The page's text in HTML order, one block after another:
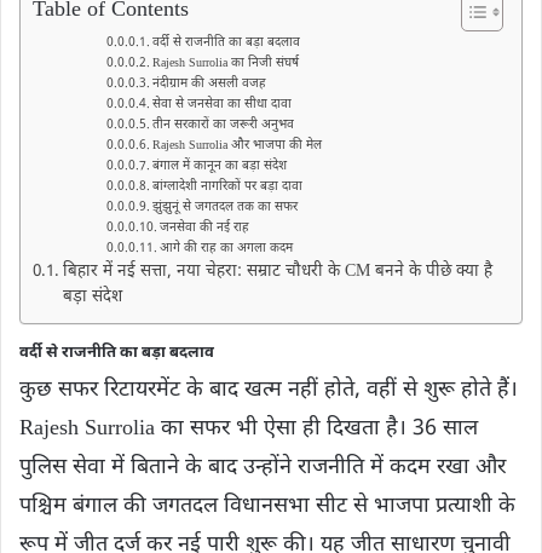
Table of Contents
वर्दी से राजनीति का बड़ा बदलाव
Rajesh Surrolia का निजी संघर्ष
नंदीग्राम की असली वजह
सेवा से जनसेवा का सीधा दावा
तीन सरकारों का जरूरी अनुभव
Rajesh Surrolia और भाजपा की मेल
बंगाल में कानून का बड़ा संदेश
बांग्लादेशी नागरिकों पर बड़ा दावा
झुंझुनूं से जगतदल तक का सफर
जनसेवा की नई राह
आगे की राह का अगला कदम
बिहार में नई सत्ता, नया चेहरा: सम्राट चौधरी के CM बनने के पीछे क्या है
बड़ा संदेश
वर्दी से राजनीति का बड़ा बदलाव
कुछ सफर रिटायरमेंट के बाद खत्म नहीं होते, वहीं से शुरू होते हैं।
Rajesh Surrolia का सफर भी ऐसा ही दिखता है। 36 साल
पुलिस सेवा में बिताने के बाद उन्होंने राजनीति में कदम रखा और
पश्चिम बंगाल की जगतदल विधानसभा सीट से भाजपा प्रत्याशी के
रूप में जीत दर्ज कर नई पारी शुरू की। यह जीत साधारण चुनावी